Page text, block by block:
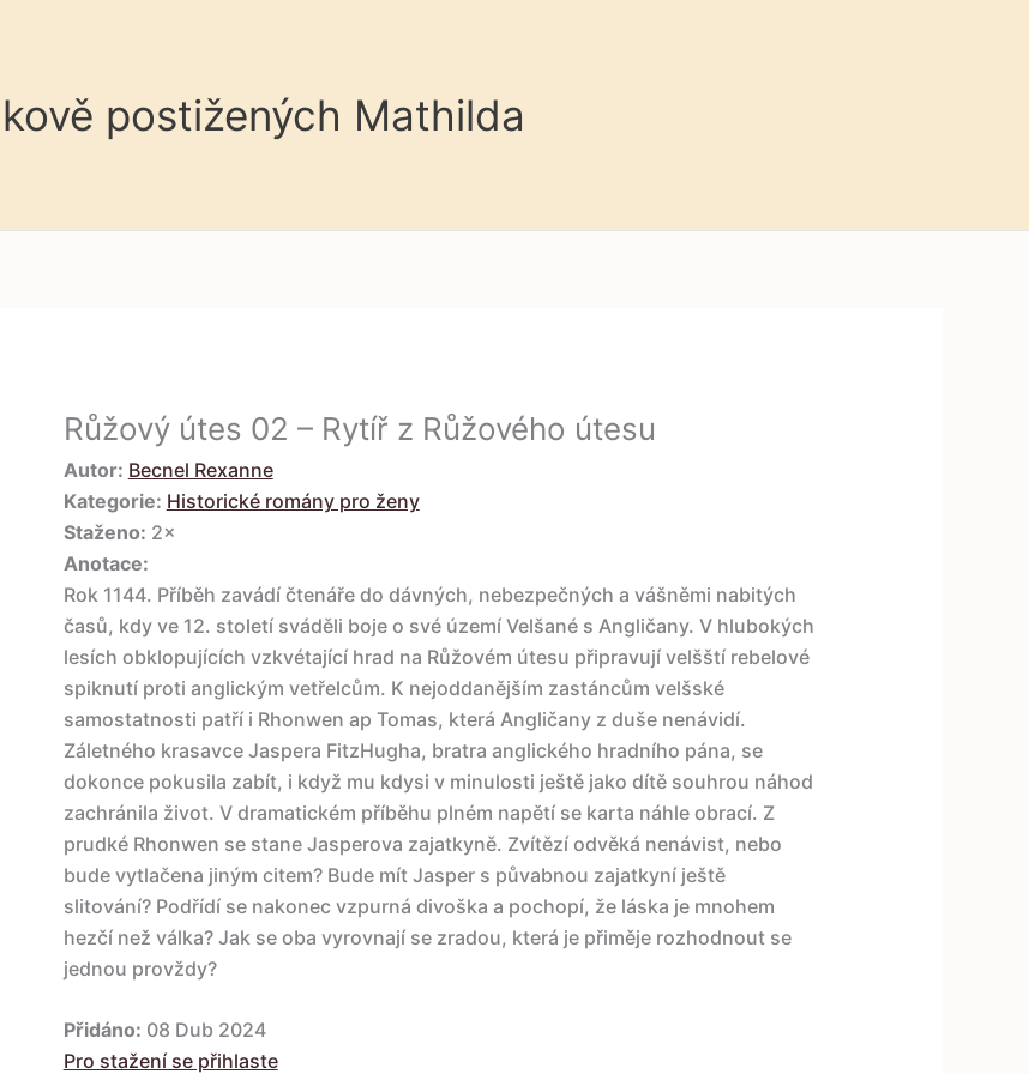
postižených Mathilda
Růžový útes 02 – Rytíř z Růžového útesu
Autor: Becnel Rexanne
Kategorie: Historické romány pro ženy
Staženo: 2×
Anotace:
Rok 1144. Příběh zavádí čtenáře do dávných, nebezpečných a vášněmi nabitých
časů, kdy ve 12. století sváděli boje o své území Velšané s Angličany. V hlubokých
lesích obklopujících vzkvétající hrad na Růžovém útesu připravují velšští rebelové
spiknutí proti anglickým vetřelcům. K nejoddanějším zastáncům velšské
samostatnosti patří i Rhonwen ap Tomas, která Angličany z duše nenávidí.
Záletného krasavce Jaspera FitzHugha, bratra anglického hradního pána, se
dokonce pokusila zabít, i když mu kdysi v minulosti ještě jako dítě souhrou náhod
zachránila život. V dramatickém příběhu plném napětí se karta náhle obrací. Z
prudké Rhonwen se stane Jasperova zajatkyně. Zvítězí odvěká nenávist, nebo
bude vytlačena jiným citem? Bude mít Jasper s půvabnou zajatkyní ještě
slitování? Podřídí se nakonec vzpurná divoška a pochopí, že láska je mnohem
hezčí než válka? Jak se oba vyrovnají se zradou, která je přiměje rozhodnout se
jednou provždy?
Přidáno: 08 Dub 2024
Pro stažení se přihlaste